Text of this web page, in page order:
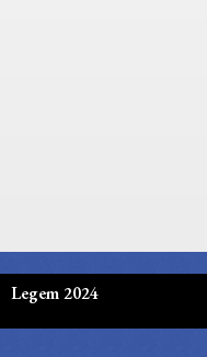
Legem 2024